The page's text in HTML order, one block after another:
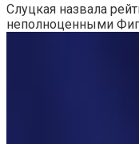
Слуцкая назвала
неполноценными